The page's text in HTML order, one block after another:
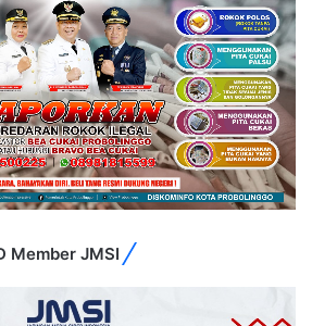
Member JMSI